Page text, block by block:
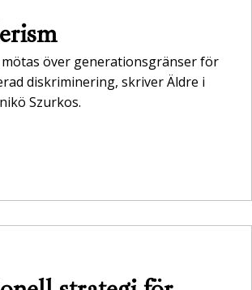
över generationsgränser för
diskriminering, skriver Äldre i
Szurkos.